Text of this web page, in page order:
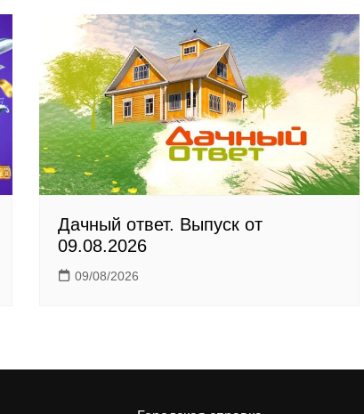
Дачный ответ. Выпуск от
09.08.2026
09/08/2026